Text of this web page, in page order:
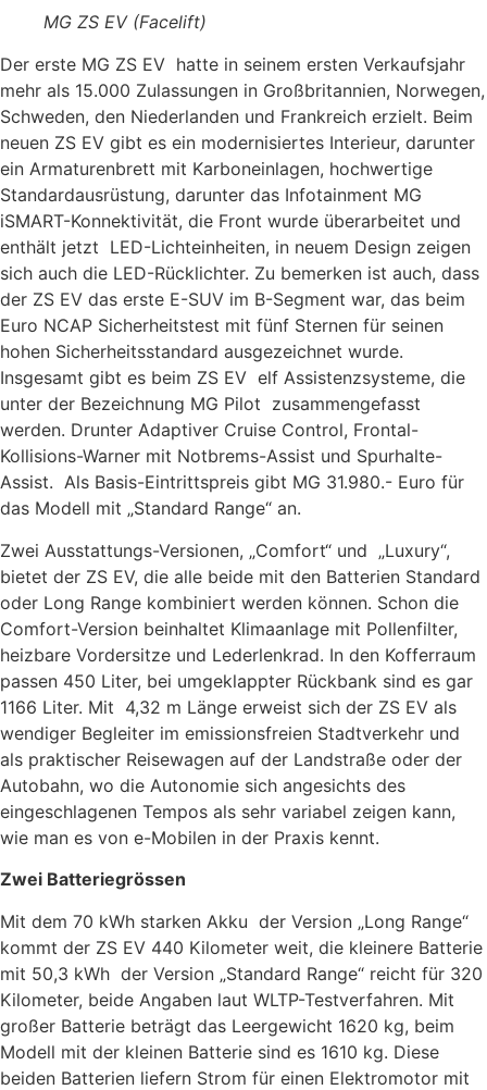
MG ZS EV (Facelift)
Der erste MG ZS EV hatte in seinem ersten Verkaufsjahr
mehr als 15.000 Zulassungen in Großbritannien, Norwegen,
Schweden, den Niederlanden und Frankreich erzielt. Beim
neuen ZS EV gibt es ein modernisiertes Interieur, darunter
ein Armaturenbrett mit Karboneinlagen, hochwertige
Standardausrüstung, darunter das Infotainment MG
iSMART-Konnektivität, die Front wurde überarbeitet und
enthält jetzt LED-Lichteinheiten, in neuem Design zeigen
sich auch die LED-Rücklichter. Zu bemerken ist auch, dass
der ZS EV das erste E-SUV im B-Segment war, das beim
Euro NCAP Sicherheitstest mit fünf Sternen für seinen
hohen Sicherheitsstandard ausgezeichnet wurde.
Insgesamt gibt es beim ZS EV elf Assistenzsysteme, die
unter der Bezeichnung MG Pilot zusammengefasst
werden. Drunter Adaptiver Cruise Control, Frontal-
Kollisions-Warner mit Notbrems-Assist und Spurhalte-
Assist. Als Basis-Eintrittspreis gibt MG 31.980.- Euro für
das Modell mit „Standard Range“ an.
Zwei Ausstattungs-Versionen, „Comfort“ und „Luxury“,
bietet der ZS EV, die alle beide mit den Batterien Standard
oder Long Range kombiniert werden können. Schon die
Comfort-Version beinhaltet Klimaanlage mit Pollenfilter,
heizbare Vordersitze und Lederlenkrad. In den Kofferraum
passen 450 Liter, bei umgeklappter Rückbank sind es gar
1166 Liter. Mit 4,32 m Länge erweist sich der ZS EV als
wendiger Begleiter im emissionsfreien Stadtverkehr und
als praktischer Reisewagen auf der Landstraße oder der
Autobahn, wo die Autonomie sich angesichts des
eingeschlagenen Tempos als sehr variabel zeigen kann,
wie man es von e-Mobilen in der Praxis kennt.
Zwei Batteriegrössen
Mit dem 70 kWh starken Akku der Version „Long Range“
kommt der ZS EV 440 Kilometer weit, die kleinere Batterie
mit 50,3 kWh der Version „Standard Range“ reicht für 320
Kilometer, beide Angaben laut WLTP-Testverfahren. Mit
großer Batterie beträgt das Leergewicht 1620 kg, beim
Modell mit der kleinen Batterie sind es 1610 kg. Diese
beiden Batterien liefern Strom für einen Elektromotor mit